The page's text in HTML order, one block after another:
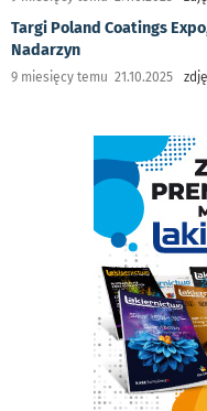
Targi Poland Coatings
Nadarzyn
9 miesięcy temu 21.10.2025